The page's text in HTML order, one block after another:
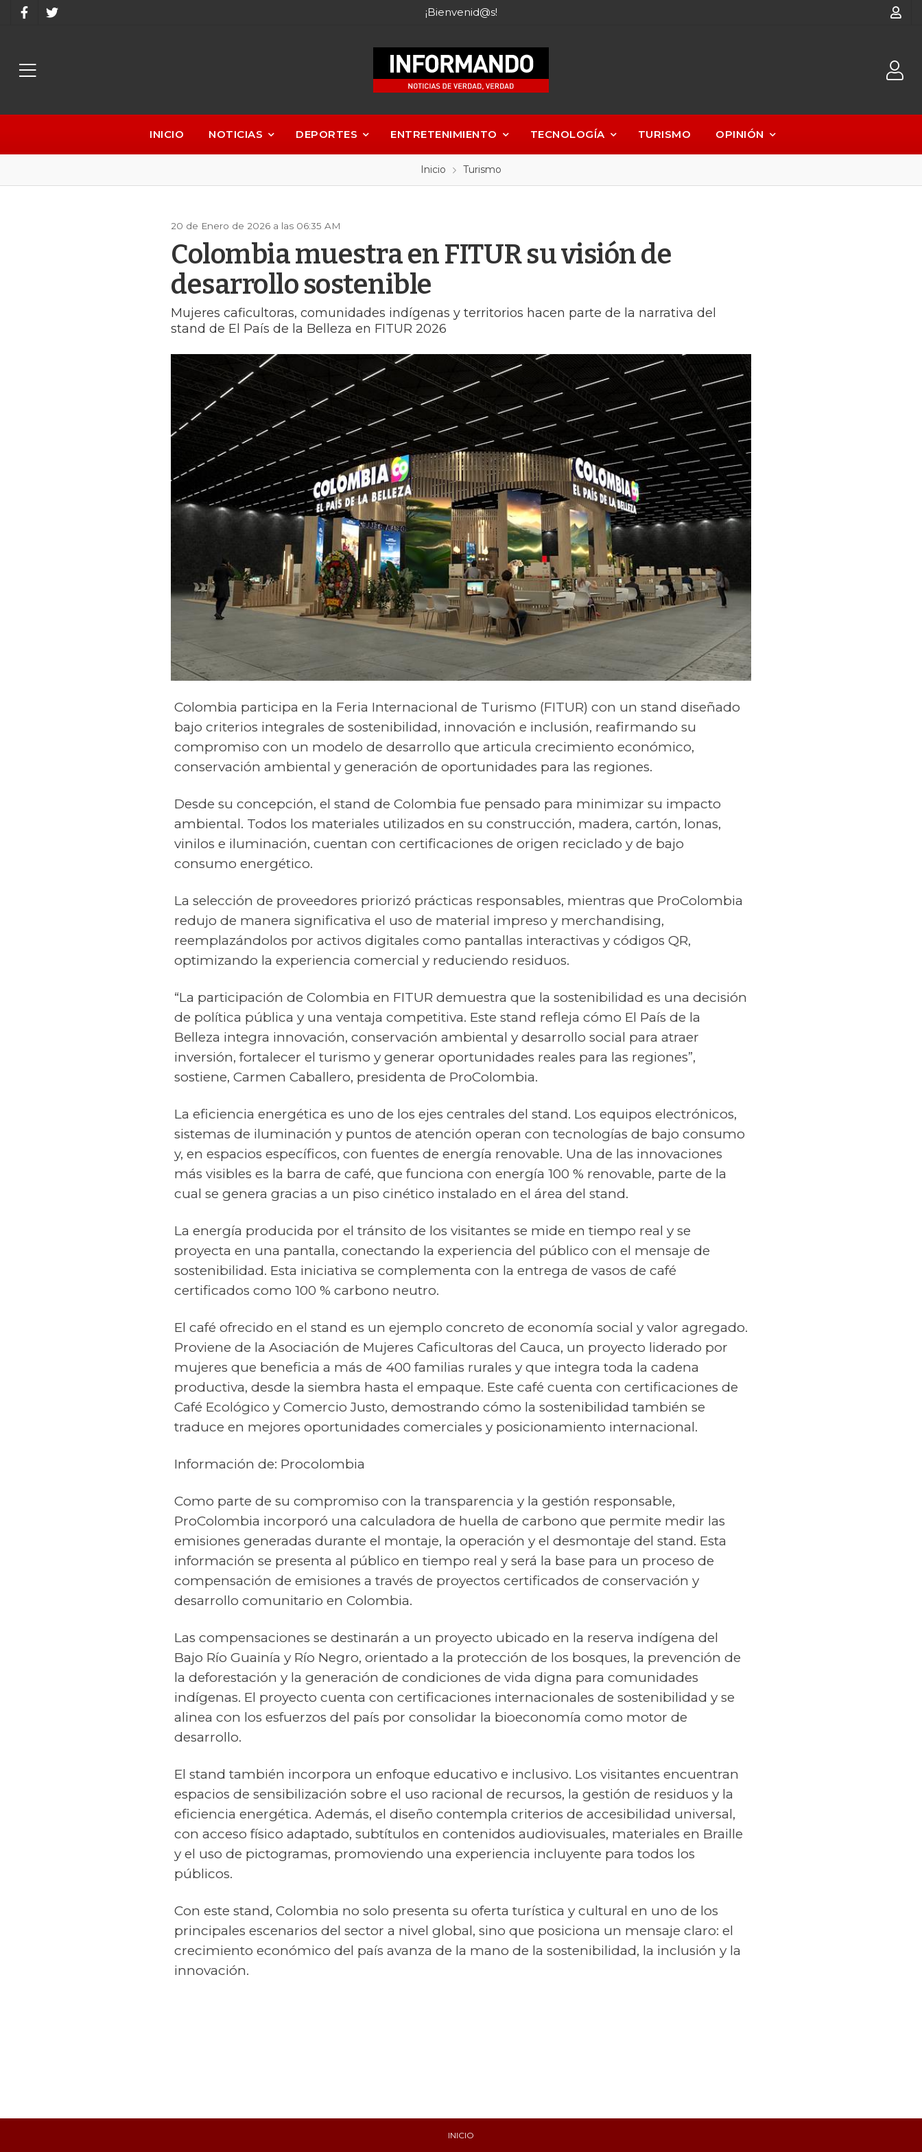
¡Bienvenid@s!
INICIO NOTICIAS DEPORTES ENTRETENIMIENTO TECNOLOGÍA TURISMO OPINIÓN
Inicio Turismo
20 de Enero de 2026 a las 06:35 AM
Colombia muestra en FITUR su visión de
desarrollo sostenible
Mujeres caficultoras, comunidades indígenas y territorios hacen parte de la narrativa del
stand de El País de la Belleza en FITUR 2026
Colombia participa en la Feria Internacional de Turismo (FITUR) con un stand diseñado
bajo criterios integrales de sostenibilidad, innovación e inclusión, reafirmando su
compromiso con un modelo de desarrollo que articula crecimiento económico,
conservación ambiental y generación de oportunidades para las regiones.
Desde su concepción, el stand de Colombia fue pensado para minimizar su impacto
ambiental. Todos los materiales utilizados en su construcción, madera, cartón, lonas,
vinilos e iluminación, cuentan con certificaciones de origen reciclado y de bajo
consumo energético.
La selección de proveedores priorizó prácticas responsables, mientras que ProColombia
redujo de manera significativa el uso de material impreso y merchandising,
reemplazándolos por activos digitales como pantallas interactivas y códigos QR,
optimizando la experiencia comercial y reduciendo residuos.
“La participación de Colombia en FITUR demuestra que la sostenibilidad es una decisión
de política pública y una ventaja competitiva. Este stand refleja cómo El País de la
Belleza integra innovación, conservación ambiental y desarrollo social para atraer
inversión, fortalecer el turismo y generar oportunidades reales para las regiones”,
sostiene, Carmen Caballero, presidenta de ProColombia.
La eficiencia energética es uno de los ejes centrales del stand. Los equipos electrónicos,
sistemas de iluminación y puntos de atención operan con tecnologías de bajo consumo
y, en espacios específicos, con fuentes de energía renovable. Una de las innovaciones
más visibles es la barra de café, que funciona con energía 100 % renovable, parte de la
cual se genera gracias a un piso cinético instalado en el área del stand.
La energía producida por el tránsito de los visitantes se mide en tiempo real y se
proyecta en una pantalla, conectando la experiencia del público con el mensaje de
sostenibilidad. Esta iniciativa se complementa con la entrega de vasos de café
certificados como 100 % carbono neutro.
El café ofrecido en el stand es un ejemplo concreto de economía social y valor agregado.
Proviene de la Asociación de Mujeres Caficultoras del Cauca, un proyecto liderado por
mujeres que beneficia a más de 400 familias rurales y que integra toda la cadena
productiva, desde la siembra hasta el empaque. Este café cuenta con certificaciones de
Café Ecológico y Comercio Justo, demostrando cómo la sostenibilidad también se
traduce en mejores oportunidades comerciales y posicionamiento internacional.
Información de: Procolombia
Como parte de su compromiso con la transparencia y la gestión responsable,
ProColombia incorporó una calculadora de huella de carbono que permite medir las
emisiones generadas durante el montaje, la operación y el desmontaje del stand. Esta
información se presenta al público en tiempo real y será la base para un proceso de
compensación de emisiones a través de proyectos certificados de conservación y
desarrollo comunitario en Colombia.
Las compensaciones se destinarán a un proyecto ubicado en la reserva indígena del
Bajo Río Guainía y Río Negro, orientado a la protección de los bosques, la prevención de
la deforestación y la generación de condiciones de vida digna para comunidades
indígenas. El proyecto cuenta con certificaciones internacionales de sostenibilidad y se
alinea con los esfuerzos del país por consolidar la bioeconomía como motor de
desarrollo.
El stand también incorpora un enfoque educativo e inclusivo. Los visitantes encuentran
espacios de sensibilización sobre el uso racional de recursos, la gestión de residuos y la
eficiencia energética. Además, el diseño contempla criterios de accesibilidad universal,
con acceso físico adaptado, subtítulos en contenidos audiovisuales, materiales en Braille
y el uso de pictogramas, promoviendo una experiencia incluyente para todos los
públicos.
Con este stand, Colombia no solo presenta su oferta turística y cultural en uno de los
principales escenarios del sector a nivel global, sino que posiciona un mensaje claro: el
crecimiento económico del país avanza de la mano de la sostenibilidad, la inclusión y la
innovación.
INICIO